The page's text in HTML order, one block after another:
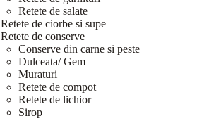
Retete de salate
Retete de ciorbe si supe
Retete de conserve
Conserve din carne si peste
Dulceata/ Gem
Muraturi
Retete de compot
Retete de lichior
Sirop